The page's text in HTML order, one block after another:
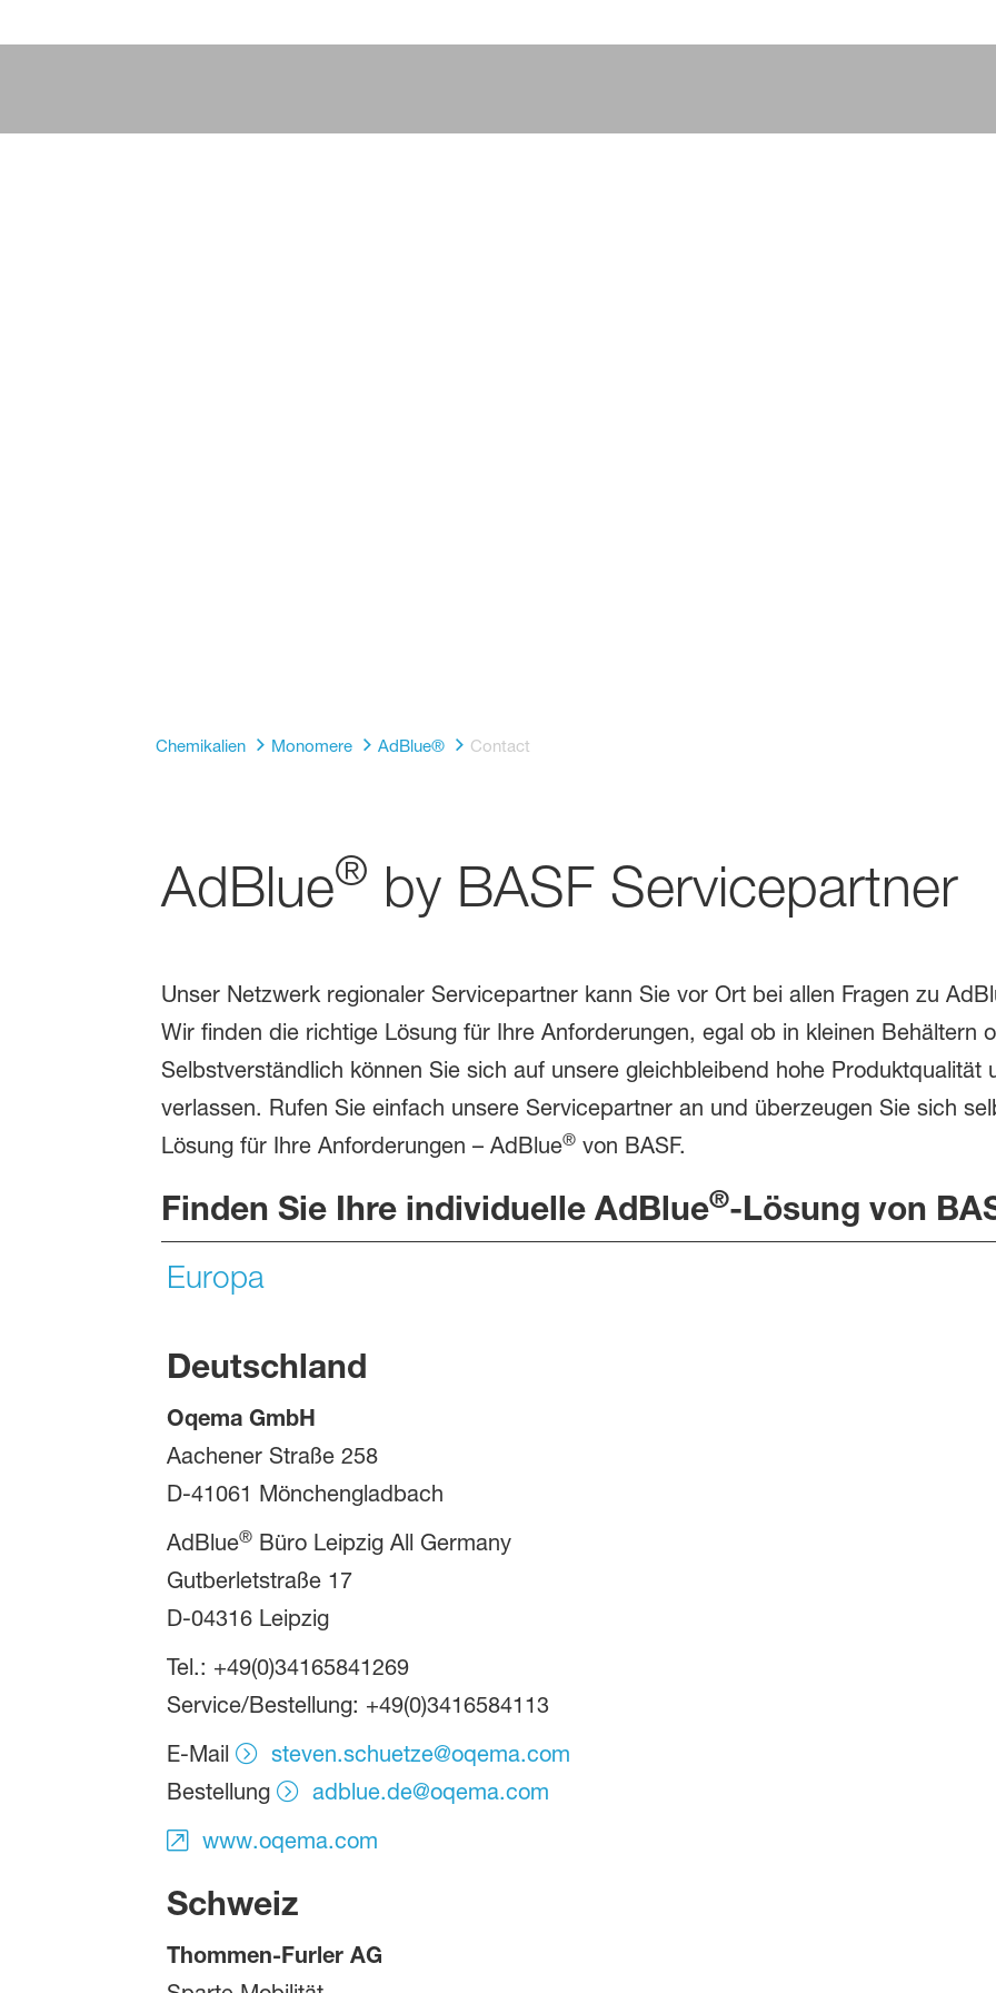
Chemikalien Monomere AdBlue® Contact
AdBlue® by BASF Servicepartner
Unser Netzwerk regionaler Servicepartner kann Sie vor Ort bei allen Fragen zu
Wir finden die richtige Lösung für Ihre Anforderungen, egal ob in kleinen Behältern
Selbstverständlich können Sie sich auf unsere gleichbleibend hohe Produktqualität
verlassen. Rufen Sie einfach unsere Servicepartner an und überzeugen Sie sich
Lösung für Ihre Anforderungen – AdBlue®von BASF.
Finden Sie Ihre individuelle AdBlue®-Lösung von
Europa
Deutschland
Oqema GmbH
Aachener Straße 258
D-41061 Mönchengladbach
AdBlue®Büro Leipzig All Germany
Gutberletstraße 17
D-04316 Leipzig
Tel.: +49(0)34165841269
Service/Bestellung: +49(0)3416584113
E-Mail
steven.schuetze@oqema.com
Bestellung
adblue.de@oqema.com
www.oqema.com
Schweiz
Thommen-Furler AG